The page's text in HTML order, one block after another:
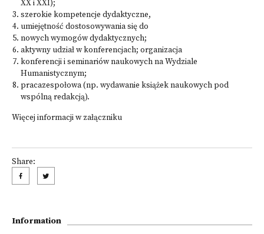
XX i XXI);
szerokie kompetencje dydaktyczne,
umiejętność dostosowywania się do
nowych wymogów dydaktycznych;
aktywny udział w konferencjach; organizacja
konferencji i seminariów naukowych na Wydziale
Humanistycznym;
pracazespołowa (np. wydawanie książek naukowych pod
wspólną redakcją).
Więcej informacji w załączniku
Share:
Information